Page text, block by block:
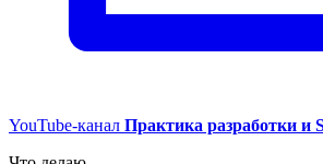
YouTube-канал Практика разработки и